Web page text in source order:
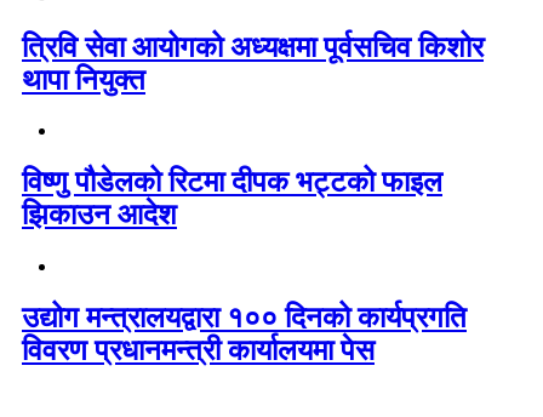
त्रिवि सेवा आयोगको अध्यक्षमा पूर्वसचिव किशोर
थापा नियुक्त
विष्णु पौडेलको रिटमा दीपक भट्टको फाइल
झिकाउन आदेश
उद्योग मन्त्रालयद्वारा १०० दिनको कार्यप्रगति
विवरण प्रधानमन्त्री कार्यालयमा पेस